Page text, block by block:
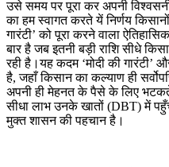
उसे समय पर पूरा कर अपनी
का हम स्वागत करते यें निर्णय
गारंटी’ को पूरा करने वाला
बार है जब इतनी बड़ी राशि सीधे
रही है।यह कदम ‘मोदी की
है, जहाँ किसान का कल्याण ही
अपनी ही मेहनत के पैसे के लिए
सीधा लाभ उनके खातों (DBT) में पहुँच
मुक्त शासन की पहचान है।